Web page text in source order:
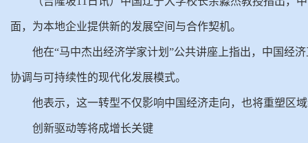
面，为本地企业提供新的发展空间与合作契机。
他在“马中杰出经济学家计划”公共讲座上指出，中国经
协调与可持续性的现代化发展模式。
他表示，这一转型不仅影响中国经济走向，也将重塑区
创新驱动等将成增长关键